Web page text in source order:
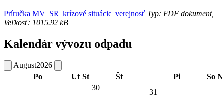
Príručka MV_SR_krízové situácie_verejnosť Typ: PDF dokument,
Veľkosť: 1015.92 kB
Kalendár vývozu odpadu
August2026
Po
Ut St Št Pi So
30
31